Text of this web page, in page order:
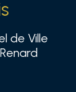
de Ville